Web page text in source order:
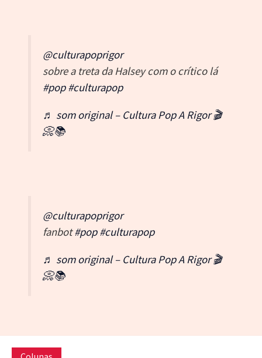
@culturapoprigor
sobre a treta da Halsey com o crítico lá
#pop #culturapop
♬ som original – Cultura Pop A Rigor 🎬
📀📚
@culturapoprigor
fanbot#pop #culturapop
♬ som original – Cultura Pop A Rigor 🎬
📀📚